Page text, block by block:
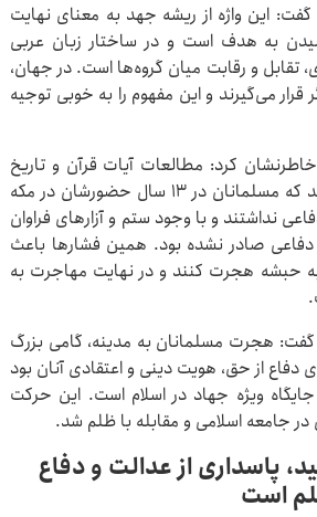
این واژه از ریشه جهد به معنای نهایت
به هدف است و در ساختار زبان عربی
تقابل و رقابت میان گروه‌ها است. در جهان،
قرار می‌گیرند و این مفهوم را به خوبی توجیه
خاطرنشان کرد: مطالعات آیات قرآن و تاریخ
پیامبر اسلام نشان می‌دهد که مسلمانان در ۱۳ سال حضورشان در مکه
نداشتند و با وجود ستم و آزارهای فراوان
صادر نشده بود. همین فشارها باعث
حبشه هجرت کنند و در نهایت مهاجرت به
هجرت مسلمانان به مدینه، گامی بزرگ
دفاع از حق، هویت دینی و اعتقادی آنان بود
ویژه جهاد در اسلام است. این حرکت
در جامعه اسلامی و مقابله با ظلم شد.
پاسداری از عدالت و دفاع
است